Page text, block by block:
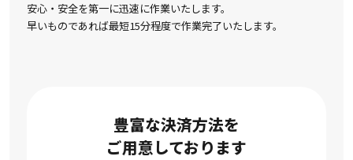
安心・安全を第一に迅速に作業いたします。
早いものであれば最短15分程度で作業完了いたします。
豊富な決済方法を
ご用意しております